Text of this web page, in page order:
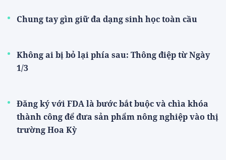
Chung tay gìn giữ đa dạng sinh học toàn cầu
Không ai bị bỏ lại phía sau: Thông điệp từ Ngày
1/3
Đăng ký với FDA là bước bắt buộc và chìa khóa
thành công để đưa sản phẩm nông nghiệp vào thị
trường Hoa Kỳ